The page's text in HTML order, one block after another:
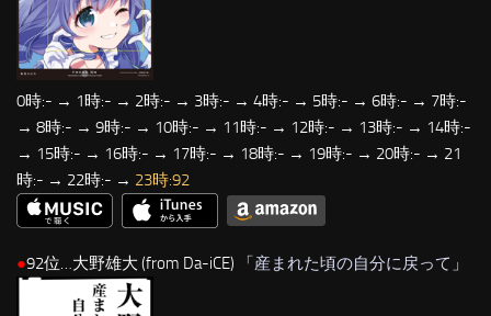
0時:- → 1時:- → 2時:- → 3時:- → 4時:- → 5時:- → 6時:- → 7時:-
→ 8時:- → 9時:- → 10時:- → 11時:- → 12時:- → 13時:- → 14時:-
→ 15時:- → 16時:- → 17時:- → 18時:- → 19時:- → 20時:- → 21
時:- → 22時:- → 23時:92
●92位…大野雄大 (from Da-iCE) 「産まれた頃の自分に戻って 」